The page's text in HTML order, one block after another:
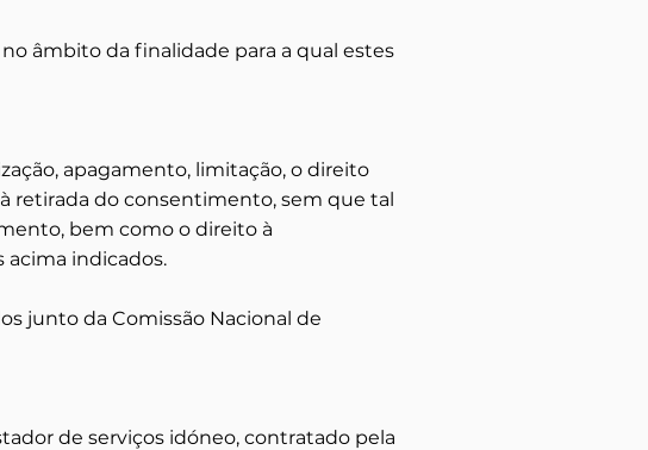
âmbito da finalidade para a qual estes
apagamento, limitação, o direito
retirada do consentimento, sem que tal
bem como o direito à
acima indicados.
junto da Comissão Nacional de
de serviços idóneo, contratado pela